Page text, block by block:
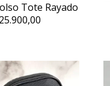
Tote Rayado